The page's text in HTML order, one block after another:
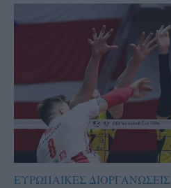
ΕΥΡΩΠΑΙΚΕΣ ΔΙΟΡΓΑΝΩΣΕΙΣ